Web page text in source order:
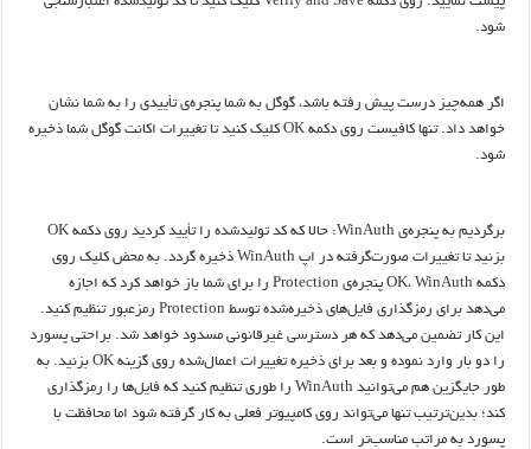
شود.
اگر همه‌چیز درست پیش رفته باشد، گوگل به شما پنجره‌ی تأییدی را به شما نشان
خواهد داد. تنها کافیست روی دکمه OK کلیک کنید تا تغییرات اکانت گوگل شما ذخیره
شود.
برگردیم به پنجره‌ی WinAuth: حالا که کد تولیدشده را تأیید کردید روی دکمه OK
بزنید تا تغییرات صورت‌گرفته در اپ WinAuth ذخیره گردد. به محض کلیک روی
دکمه OK، WinAuth پنجره‌ی Protection را برای شما باز خواهد کرد که اجازه
می‌دهد برای رمزگذاری فایل‌های ذخیره‌شده توسط Protection رمزعبور تنظیم کنید.
این کار تضمین می‌دهد که هر دسترسی غیرقانونی مسدود خواهد شد. براحتی پسورد
را دو بار وارد نموده و بعد برای ذخیره تغییرات اعمال‌شده روی گزینه OK بزنید. به
طور جایگزین هم می‌توانید WinAuth را طوری تنظیم کنید که فایل‌ها را رمزگذاری
کند؛ بدین‌ترتیب تنها می‌تواند روی کامپیوتر فعلی به کار گرفته شود اما محافظت با
پسورد به مراتب مناسب‌تر است.